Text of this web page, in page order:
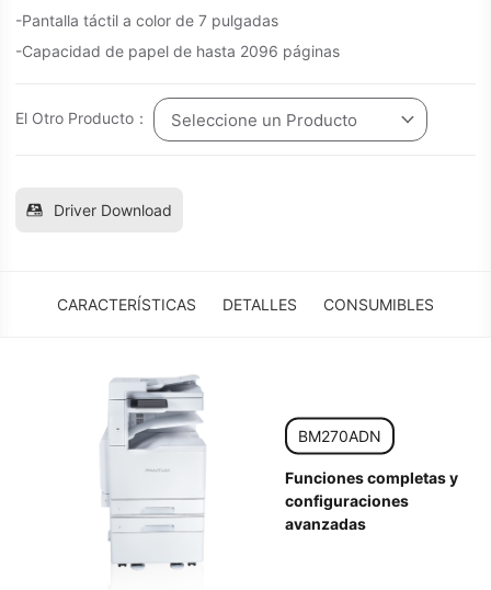
-Pantalla táctil a color de 7 pulgadas
-Capacidad de papel de hasta 2096 páginas
El Otro Producto： Seleccione un Producto
Driver Download
CARACTERÍSTICAS DETALLES CONSUMIBLES
BM270ADN
Funciones completas y
configuraciones
avanzadas